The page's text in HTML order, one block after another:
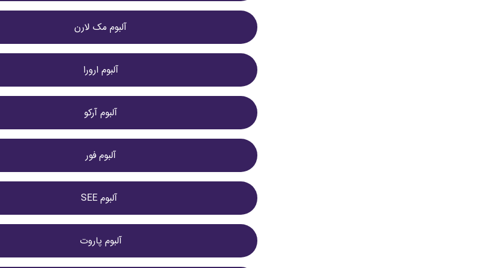
آلبوم مک لارن
آلبوم ارورا
آلبوم آرکو
آلبوم فور
آلبوم SEE
آلبوم پاروت